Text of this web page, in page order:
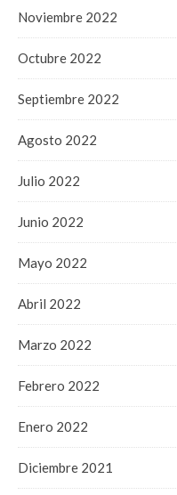
Noviembre 2022
Octubre 2022
Septiembre 2022
Agosto 2022
Julio 2022
Junio 2022
Mayo 2022
Abril 2022
Marzo 2022
Febrero 2022
Enero 2022
Diciembre 2021